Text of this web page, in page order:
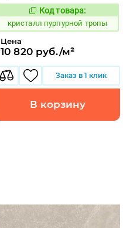
821983
Код товара:
кристалл пурпурной тропы
Цена
10 820 руб./м²
Заказ в 1 клик
В корзину